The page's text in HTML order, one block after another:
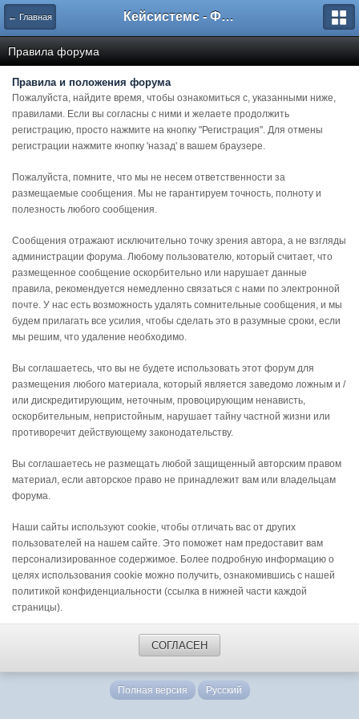
← Главная Кейсистемс - Форумы
Правила форума
Правила и положения форума
Пожалуйста, найдите время, чтобы ознакомиться с, указанными ниже,
правилами. Если вы согласны с ними и желаете продолжить
регистрацию, просто нажмите на кнопку "Регистрация". Для отмены
регистрации нажмите кнопку 'назад' в вашем браузере.
Пожалуйста, помните, что мы не несем ответственности за
размещаемые сообщения. Мы не гарантируем точность, полноту и
полезность любого сообщения.
Сообщения отражают исключительно точку зрения автора, а не взгляды
администрации форума. Любому пользователю, который считает, что
размещенное сообщение оскорбительно или нарушает данные
правила, рекомендуется немедленно связаться с нами по электронной
почте. У нас есть возможность удалять сомнительные сообщения, и мы
будем прилагать все усилия, чтобы сделать это в разумные сроки, если
мы решим, что удаление необходимо.
Вы соглашаетесь, что вы не будете использовать этот форум для
размещения любого материала, который является заведомо ложным и /
или дискредитирующим, неточным, провоцирующим ненависть,
оскорбительным, непристойным, нарушает тайну частной жизни или
противоречит действующему законодательству.
Вы соглашаетесь не размещать любой защищенный авторским правом
материал, если авторское право не принадлежит вам или владельцам
форума.
Наши сайты используют cookie, чтобы отличать вас от других
пользователей на нашем сайте. Это поможет нам предоставит вам
персонализированное содержимое. Более подробную информацию о
целях использования cookie можно получить, ознакомившись с нашей
политикой конфиденциальности (ссылка в нижней части каждой
страницы).
СОГЛАСЕН
Полная версия Русский